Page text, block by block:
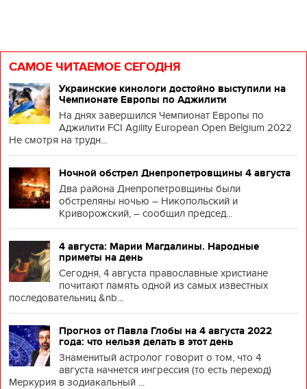
САМОЕ ЧИТАЕМОЕ СЕГОДНЯ
Украинские кинологи достойно выступили на
Чемпионате Европы по Аджилити
На днях завершился Чемпионат Европы по
Аджилити FCI Agility European Open Belgium 2022
Не смотря на трудн...
Ночной обстрел Днепропетровщины 4 августа
Два района Днепропетровщины были
обстреляны ночью – Никопольский и
Криворожский, – сообщил председ...
4 августа: Марии Магдалины. Народные
приметы на день
Сегодня, 4 августа православные христиане
почитают память одной из самых известных
последовательниц &nb...
Прогноз от Павла Глобы на 4 августа 2022
года: что нельзя делать в этот день
Знаменитый астролог говорит о том, что 4
августа начнется ингрессия (то есть переход)
Меркурия в зодиакальный ...